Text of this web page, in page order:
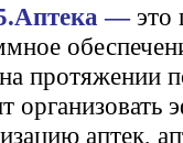
— это
протяжении
организовать
аптек,